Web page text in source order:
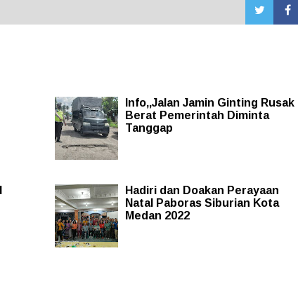
Info,,Jalan Jamin Ginting Rusak
Berat Pemerintah Diminta
Tanggap
Hadiri dan Doakan Perayaan
Natal Paboras Siburian Kota
Medan 2022